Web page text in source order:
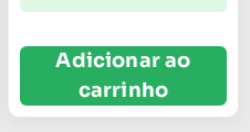
Adicionar ao
carrinho